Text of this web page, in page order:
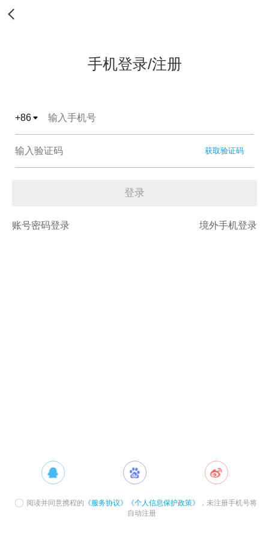
手机登录/注册
+86
获取验证码
登录
账号密码登录 境外手机登录
阅读并同意携程的 《服务协议》 《个人信息保护政策》
，未注册手机号将
自动注册